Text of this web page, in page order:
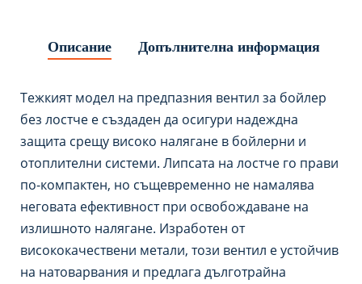
Описание Допълнителна информация
Тежкият модел на предпазния вентил за бойлер
без лостче е създаден да осигури надеждна
защита срещу високо налягане в бойлерни и
отоплителни системи. Липсата на лостче го прави
по-компактен, но същевременно не намалява
неговата ефективност при освобождаване на
излишното налягане. Изработен от
висококачествени метали, този вентил е устойчив
на натоварвания и предлага дълготрайна